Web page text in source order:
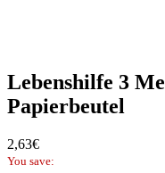
Lebenshilfe 3
Papierbeutel
2,63€
You save: